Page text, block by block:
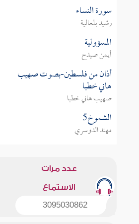
سورة النساء
رشيد بلعالية
المسؤولية
أيمن صيدح
أذان من فلسطين-بصوت صهيب
هاني خطبا
صهيب هاني خطبا
الشموخ5
مهند الدوسري
عدد مرات
الاستماع
3095030862